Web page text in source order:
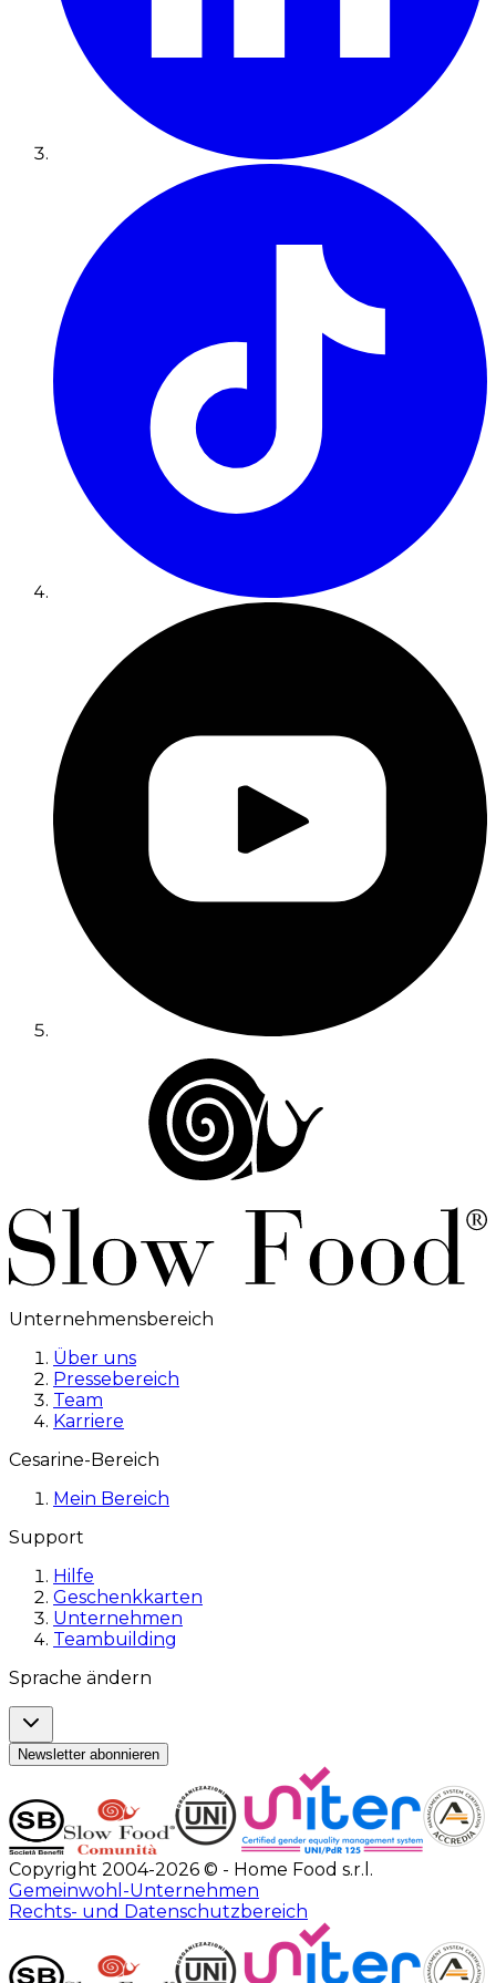
Unternehmensbereich
Über uns
Pressebereich
Team
Karriere
Cesarine-Bereich
Mein Bereich
Support
Hilfe
Geschenkkarten
Unternehmen
Teambuilding
Sprache ändern
Newsletter abonnieren
Copyright 2004-2026 © - Home Food s.r.l.
Gemeinwohl-Unternehmen
Rechts- und Datenschutzbereich